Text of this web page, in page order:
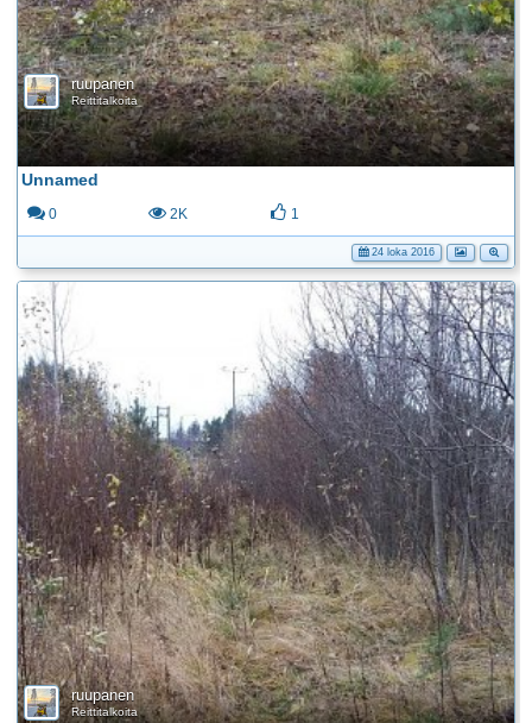
ruupanen
Reittitalkoita
Unnamed
0 2K 1
24 loka 2016
ruupanen
Reittitalkoita